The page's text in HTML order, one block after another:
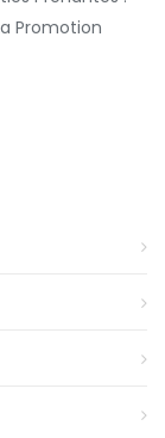
Promotion